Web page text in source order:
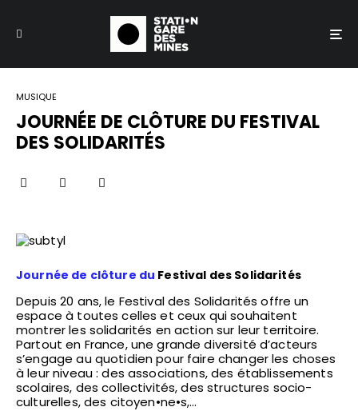
MUSIQUE
JOURNÉE DE CLÔTURE DU FESTIVAL
DES SOLIDARITÉS
Journée de clôture du Festival des Solidarités
Depuis 20 ans, le Festival des Solidarités offre un
espace à toutes celles et ceux qui souhaitent
montrer les solidarités en action sur leur territoire.
Partout en France, une grande diversité d’acteurs
s’engage au quotidien pour faire changer les choses
à leur niveau : des associations, des établissements
scolaires, des collectivités, des structures socio-
culturelles, des citoyen•ne•s,…